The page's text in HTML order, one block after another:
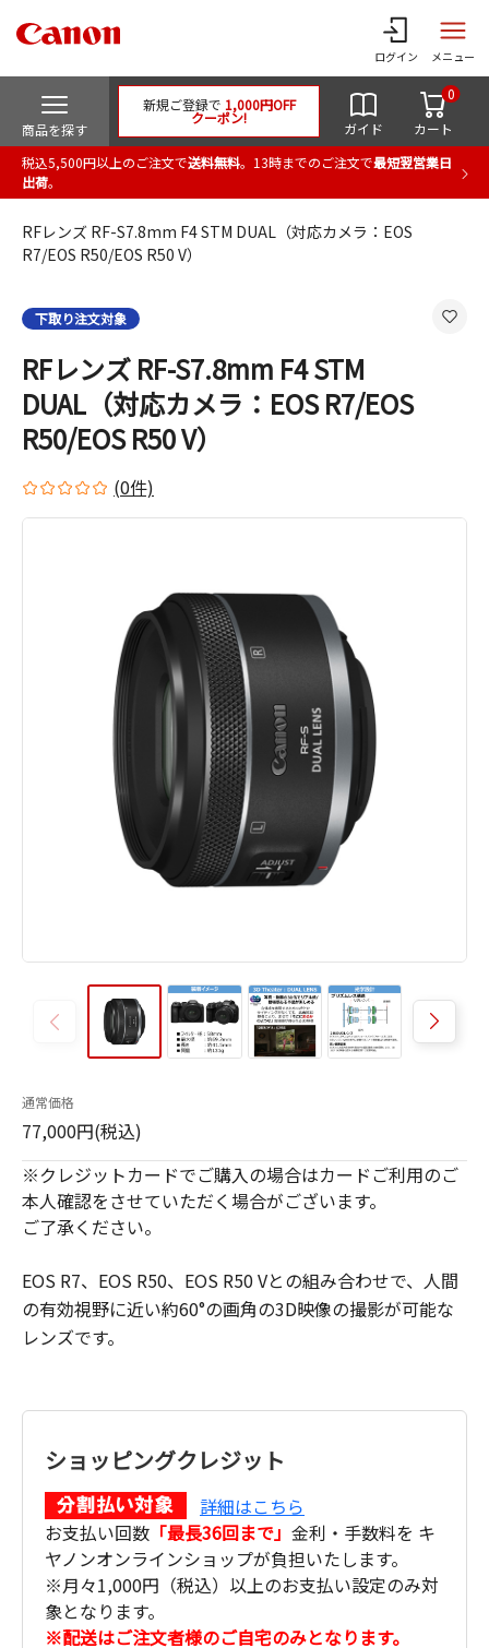
ログイン メニュー
商品を探す
新規ご登録で 1,000円OFF
クーポン!
ガイド カート
0
税込5,500円以上のご注文で送料無料。13時までのご注文で最短翌営業日
出荷。
RFレンズ RF-S7.8mm F4 STM DUAL（対応カメラ：EOS
R7/EOS R50/EOS R50 V）
下取り注文対象
RFレンズ RF-S7.8mm F4 STM
DUAL（対応カメラ：EOS R7/EOS
R50/EOS R50 V）
(0件)
通常価格
77,000円(税込)
※クレジットカードでご購入の場合はカードご利用のご
本人確認をさせていただく場合がございます。
ご了承ください。
EOS R7、EOS R50、EOS R50 Vとの組み合わせで、人間
の有効視野に近い約60°の画角の3D映像の撮影が可能な
レンズです。
ショッピングクレジット
詳細はこちら
お支払い回数 「最長36回まで」 金利・手数料を キ
ヤノンオンラインショップが負担いたします。
※月々1,000円（税込）以上のお支払い設定のみ対
象となります。
※配送はご注文者様のご自宅のみとなります。